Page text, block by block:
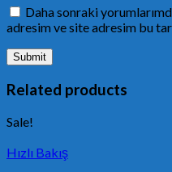
Daha sonraki
adresim ve site adresim bu
Related products
Sale!
Hızlı Bakış